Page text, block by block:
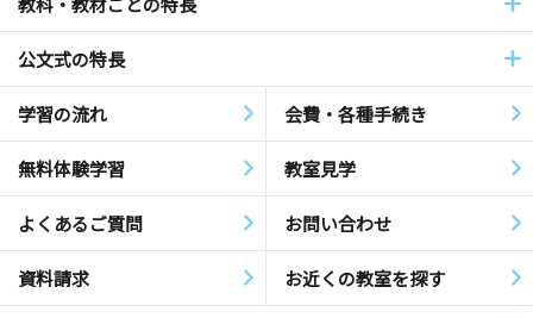
公文式の特長
学習の流れ 会費・各種手続き
無料体験学習 教室見学
よくあるご質問 お問い合わせ
資料請求 お近くの教室を探す